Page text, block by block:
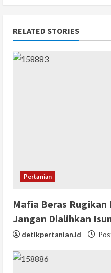
RELATED STORIES
Pertanian
Mafia Beras
Jangan Dialihkan
detikpertanian.id